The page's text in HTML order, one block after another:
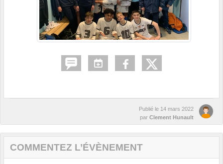
Publié le 14 mars 2022
par Clement Hunault
COMMENTEZ L’ÉVÈNEMENT